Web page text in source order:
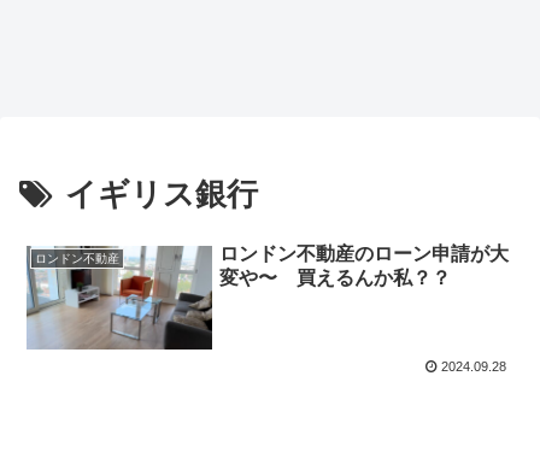
イギリス銀行
ロンドン不動産
ロンドン不動産のローン申請が大
変や〜 買えるんか私？？
2024.09.28